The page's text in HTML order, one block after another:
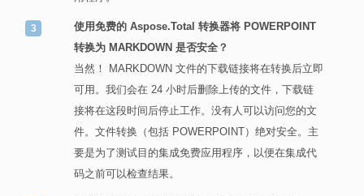
使用免费的 Aspose.Total 转换器将 POWERPOINT
转换为 MARKDOWN 是否安全？
当然！ MARKDOWN 文件的下载链接将在转换后立即
可用。我们会在 24 小时后删除上传的文件，下载链
接将在这段时间后停止工作。没有人可以访问您的文
件。文件转换（包括 POWERPOINT）绝对安全。主
要是为了测试目的集成免费应用程序，以便在集成代
码之前可以检查结果。